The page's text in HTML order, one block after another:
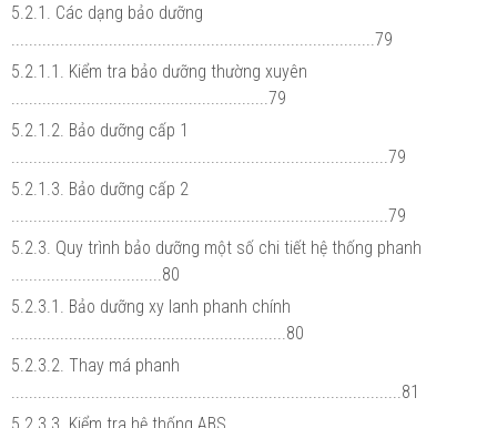
5.2.1. Các dạng bảo dưỡng
..................................................................................79
5.2.1.1. Kiểm tra bảo dưỡng thường xuyên
..........................................................79
5.2.1.2. Bảo dưỡng cấp 1
.....................................................................................79
5.2.1.3. Bảo dưỡng cấp 2
.....................................................................................79
5.2.3. Quy trình bảo dưỡng một số chi tiết hệ thống phanh
..................................80
5.2.3.1. Bảo dưỡng xy lanh phanh chính
..............................................................80
5.2.3.2. Thay má phanh
........................................................................................81